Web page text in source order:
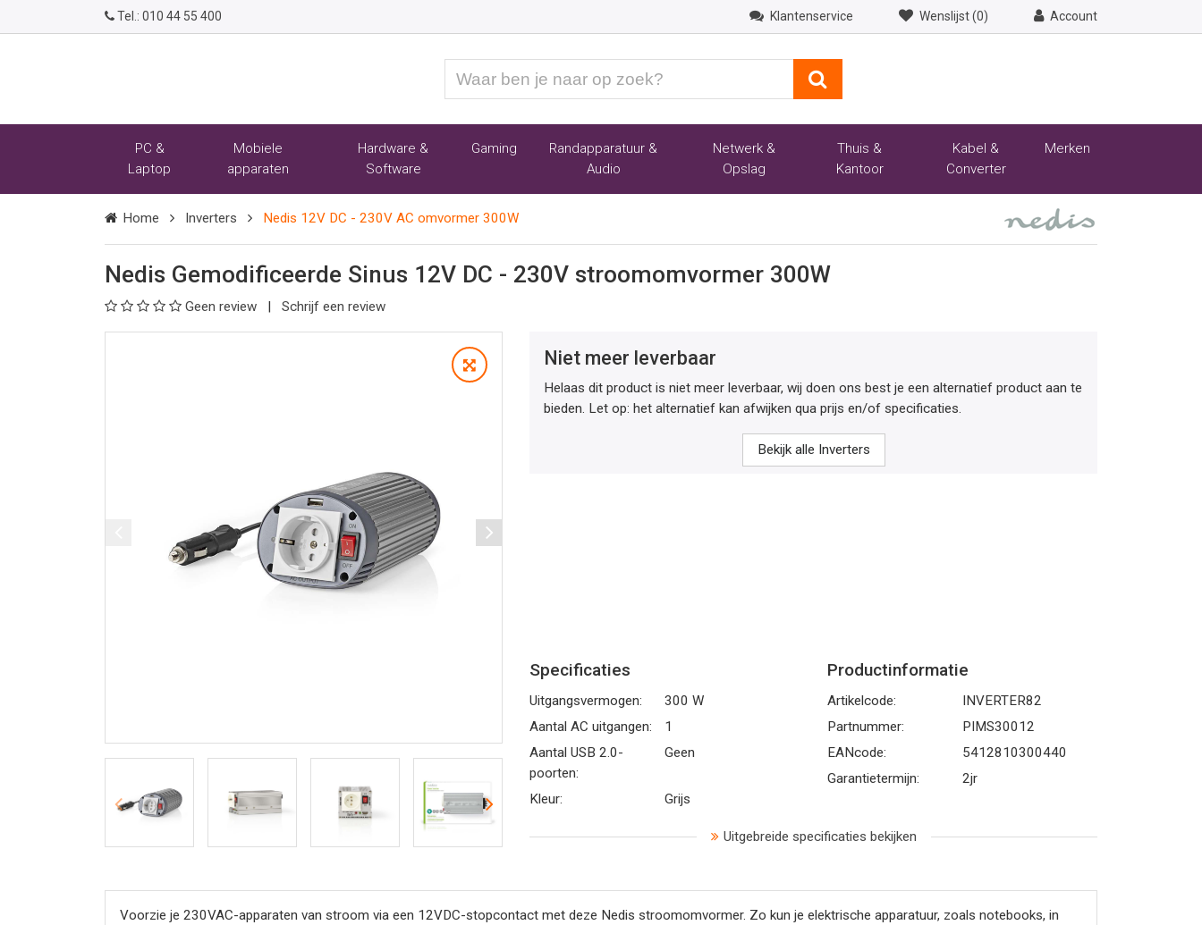
Tel.: 010 44 55 400 Klantenservice Wenslijst (0) Account
ben
naar
PC &
Laptop
Mobiele
apparaten
Hardware &
Software
Gaming
Randapparatuur &
Audio
Netwerk &
Opslag
Thuis &
Kantoor
Kabel &
Converter
Merken
Home Inverters Nedis 12V DC - 230V AC omvormer 300W
Nedis Gemodificeerde Sinus 12V DC - 230V stroomomvormer 300W
Geen review Schrijf een review
Niet meer leverbaar
Helaas dit product is niet meer leverbaar, wij doen ons best je een alternatief product aan te
bieden. Let op: het alternatief kan afwijken qua prijs en/of specificaties.
Bekijk alle Inverters
Specificaties
Uitgangsvermogen:
300 W
Aantal AC uitgangen:
1
Aantal USB 2.0-
poorten:
Geen
Kleur: Grijs
Productinformatie
Artikelcode:
INVERTER82
Partnummer:
PIMS30012
EANcode:
5412810300440
Garantietermijn:
2jr
Uitgebreide specificaties bekijken
Voorzie je 230VAC-apparaten van stroom via een 12VDC-stopcontact met deze Nedis stroomomvormer. Zo kun je elektrische apparatuur, zoals notebooks, in